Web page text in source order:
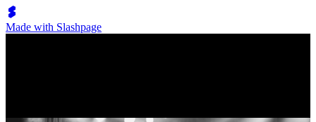
Made with Slashpage